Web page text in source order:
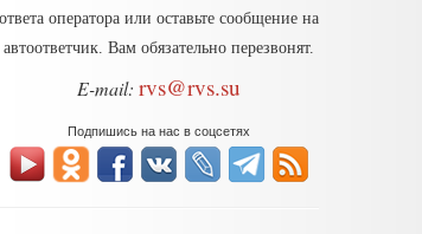
ответа оператора или оставьте сообщение на
автоответчик. Вам обязательно перезвонят.
E-mail: rvs@rvs.su
Подпишись на нас в соцсетях